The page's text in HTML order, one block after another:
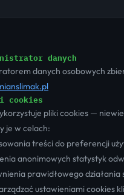
danych
danych osobowych
cookies
pliki cookies —
je w celach:
treści do preferencji
anonimowych statystyk
prawidłowego działania
ustawieniami cookies